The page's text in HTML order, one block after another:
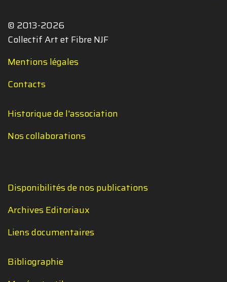
© 2013-2026
Collectif Art et Fibre NJF
Mentions légales
Contacts
Historique de l'association
Nos collaborations
Disponibilités de nos publications
Archives Editoriaux
Liens documentaires
Bibliographie